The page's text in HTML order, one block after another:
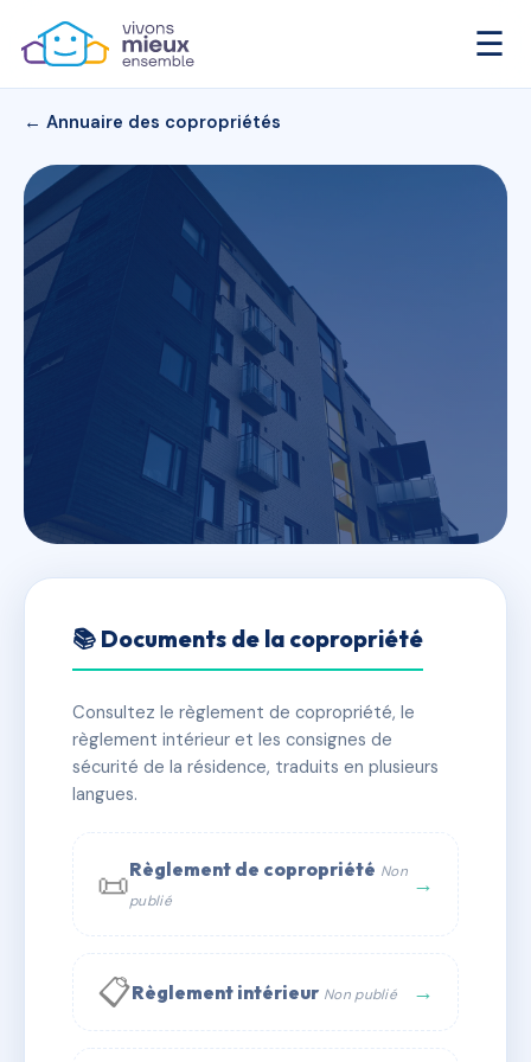
☰
← Annuaire des copropriétés
ARMORIAL
⚠ IMMATRICULEE_RATTACHEMENT_EXPIRE
🏠 189 lots
🏗 5 bâtiment(s)
📞 Contacter Syndic Digital 💬 WhatsApp
✉ Email
📚 Documents de la copropriété
Consultez le règlement de copropriété, le
règlement intérieur et les consignes de
sécurité de la résidence, traduits en plusieurs
langues.
📜Règlement de copropriété Non
publié
→
📋Règlement intérieur Non publié →